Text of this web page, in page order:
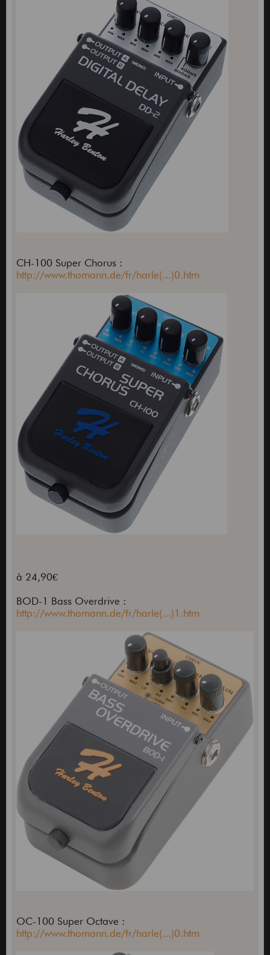
CH-100 Super Chorus :
http://www.thomann.de/fr/harle(...)0.htm
à 24,90€
BOD-1 Bass Overdrive :
http://www.thomann.de/fr/harle(...)1.htm
OC-100 Super Octave :
http://www.thomann.de/fr/harle(...)0.htm